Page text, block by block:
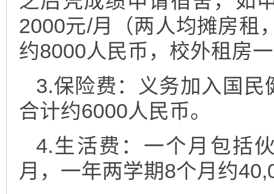
2000元/月（两人均摊房租
约8000人民币，校外租房
3.保险费：义务加入国
合计约6000人民币。
4.生活费：一个月包括
月，一年两学期8个月约